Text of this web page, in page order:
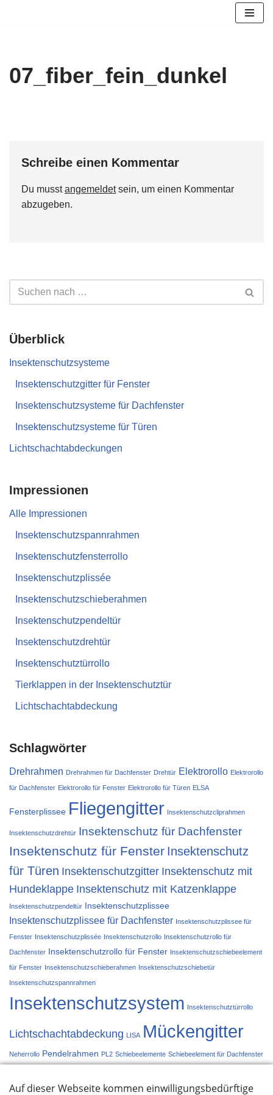
07_fiber_fein_dunkel
Schreibe einen Kommentar
Du musstangemeldetsein, um einen Kommentar
abzugeben.
Überblick
Insektenschutzsysteme
Insektenschutzgitter für Fenster
Insektenschutzsysteme für Dachfenster
Insektenschutzsysteme für Türen
Lichtschachtabdeckungen
Impressionen
Alle Impressionen
Insektenschutzspannrahmen
Insektenschutzfensterrollo
Insektenschutzplissée
Insektenschutzschieberahmen
Insektenschutzpendeltür
Insektenschutzdrehtür
Insektenschutztürrollo
Tierklappen in der Insektenschutztür
Lichtschachtabdeckung
Schlagwörter
Drehrahmen Drehrahmen für Dachfenster Drehtür Elektrorollo Elektrorollo
für Dachfenster Elektrorollo für Fenster Elektrorollo für Türen ELSA
Fensterplissee Fliegengitter Insektenschutzcliprahmen
Insektenschutzdrehtür Insektenschutz für Dachfenster
Insektenschutz für Fenster Insektenschutz
für Türen Insektenschutzgitter Insektenschutz mit
Hundeklappe Insektenschutz mit Katzenklappe
Insektenschutzpendeltür Insektenschutzplissee
Insektenschutzplissee für Dachfenster Insektenschutzplissee für
Fenster Insektenschutzplissée Insektenschutzrollo Insektenschutzrollo für
Dachfenster Insektenschutzrollo für Fenster Insektenschutzschiebeelement
für Fenster Insektenschutzschieberahmen Insektenschutzschiebetür
Insektenschutzspannrahmen
Insektenschutzsystem Insektenschutztürrollo
Lichtschachtabdeckung LISA Mückengitter
Neherrollo Pendelrahmen PL2 Schiebeelemente Schiebeelement für Dachfenster